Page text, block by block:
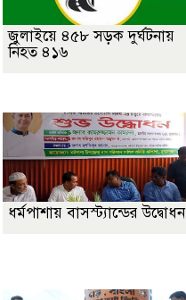
জুলাইয়ে ৪৫৮ সড়ক দুর্ঘটনায়
নিহত ৪১৬
ধর্মপাশায় বাসস্ট্যান্ডের উদ্বোধন